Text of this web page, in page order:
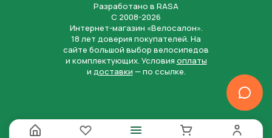
Разработано в RASA
С 2008-2026
Интернет-магазин «Велосалон».
18 лет доверия покупателей. На
сайте большой выбор велосипедов
и комплектующих. Условия оплаты
и доставки — по ссылке.
Нажимая на кнопку “Отправить заявку”, вы даете
согласие на обработку персональных данных и